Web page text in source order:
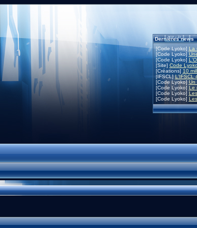
Dernières news
[Code Lyoko] La
[Code Lyoko]
[Code Lyoko]
[Site] Code
[Créations] 10
[IFSCL]L'IFSCL
[Code Lyoko] Un
[Code Lyoko] Le
[Code Lyoko]
[Code Lyoko]